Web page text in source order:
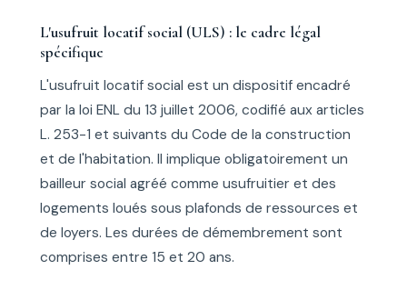
L'usufruit locatif social (ULS) : le cadre légal
spécifique
L'usufruit locatif social est un dispositif encadré
par la loi ENL du 13 juillet 2006, codifié aux articles
L. 253-1 et suivants du Code de la construction
et de l'habitation. Il implique obligatoirement un
bailleur social agréé comme usufruitier et des
logements loués sous plafonds de ressources et
de loyers. Les durées de démembrement sont
comprises entre 15 et 20 ans.